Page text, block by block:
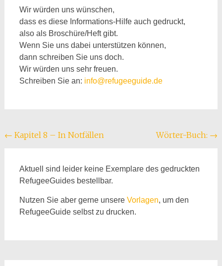
Wir würden uns wünschen,
dass es diese Informations-Hilfe auch gedruckt,
also als Broschüre/Heft gibt.
Wenn Sie uns dabei unterstützen können,
dann schreiben Sie uns doch.
Wir würden uns sehr freuen.
Schreiben Sie an: info@refugeeguide.de
Beitragsnavigation
← Kapitel 8 – In Notfällen Wörter-Buch: →
Aktuell sind leider keine Exemplare des gedruckten
RefugeeGuides bestellbar.
Nutzen Sie aber gerne unsere Vorlagen, um den
RefugeeGuide selbst zu drucken.